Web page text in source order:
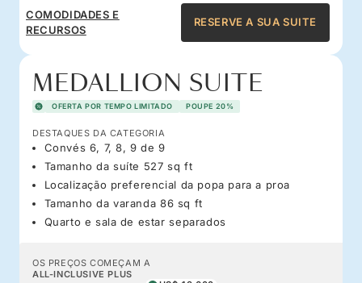
COMODIDADES E
RECURSOS
RESERVE A SUA SUITE
MEDALLION SUITE
OFERTA POR TEMPO LIMITADO POUPE 20%
DESTAQUES DA CATEGORIA
Convés 6, 7, 8, 9 de 9
Tamanho da suíte 527 sq ft
Localização preferencial da popa para a proa
Tamanho da varanda 86 sq ft
Quarto e sala de estar separados
OS PREÇOS COMEÇAM A
ALL-INCLUSIVE PLUS